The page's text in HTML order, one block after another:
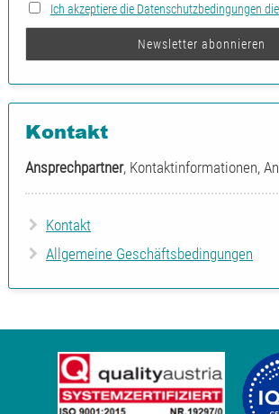
Ich akzeptiere die Datenschutzbedingungen
Kontakt
Ansprechpartner, Kontaktinformationen,
Kontakt
Allgemeine Geschäftsbedingungen